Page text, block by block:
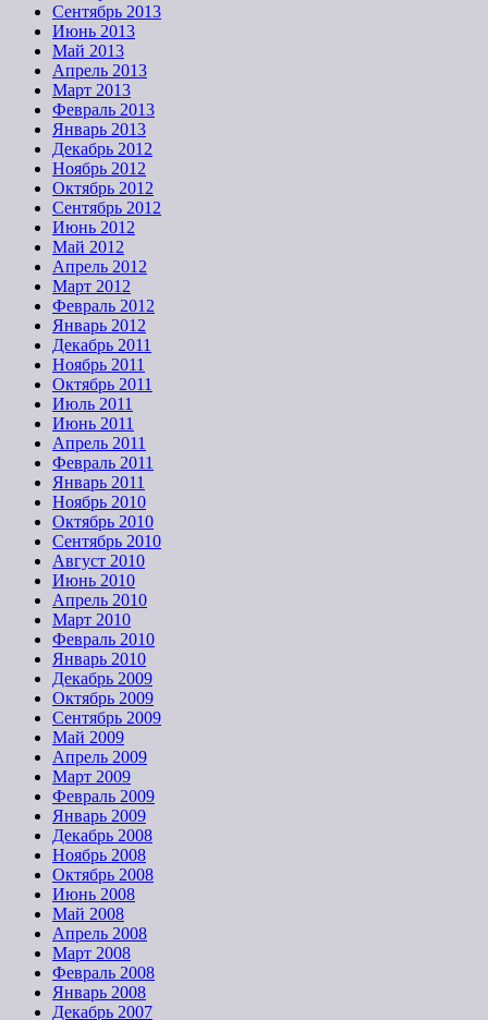
Сентябрь 2013
Июнь 2013
Май 2013
Апрель 2013
Март 2013
Февраль 2013
Январь 2013
Декабрь 2012
Ноябрь 2012
Октябрь 2012
Сентябрь 2012
Июнь 2012
Май 2012
Апрель 2012
Март 2012
Февраль 2012
Январь 2012
Декабрь 2011
Ноябрь 2011
Октябрь 2011
Июль 2011
Июнь 2011
Апрель 2011
Февраль 2011
Январь 2011
Ноябрь 2010
Октябрь 2010
Сентябрь 2010
Август 2010
Июнь 2010
Апрель 2010
Март 2010
Февраль 2010
Январь 2010
Декабрь 2009
Октябрь 2009
Сентябрь 2009
Май 2009
Апрель 2009
Март 2009
Февраль 2009
Январь 2009
Декабрь 2008
Ноябрь 2008
Октябрь 2008
Июнь 2008
Май 2008
Апрель 2008
Март 2008
Февраль 2008
Январь 2008
Декабрь 2007